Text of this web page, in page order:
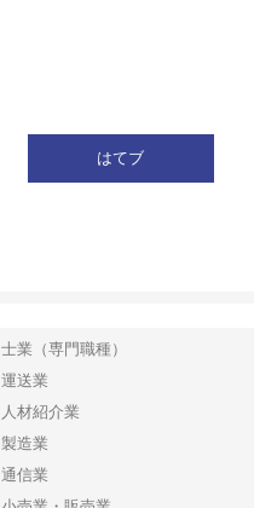
はてブ
士業（専門職種）
運送業
人材紹介業
製造業
通信業